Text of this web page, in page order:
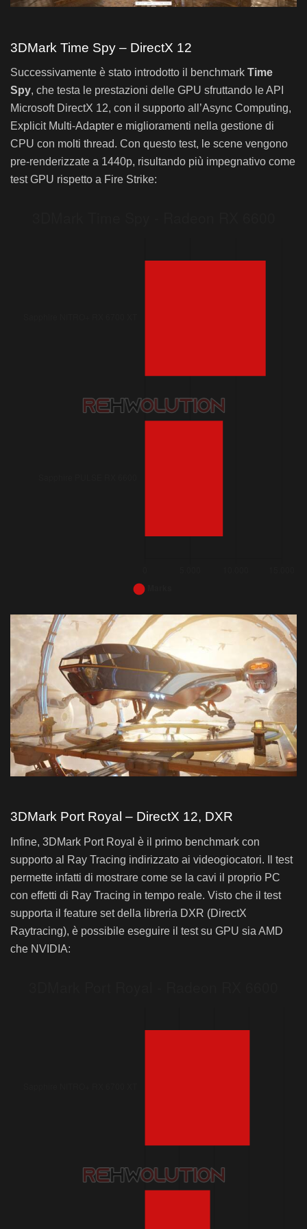
3DMark Time Spy – DirectX 12
Successivamente è stato introdotto il benchmark Time
Spy, che testa le prestazioni delle GPU sfruttando le API
Microsoft DirectX 12, con il supporto all’Async Computing,
Explicit Multi-Adapter e miglioramenti nella gestione di
CPU con molti thread. Con questo test, le scene vengono
pre-renderizzate a 1440p, risultando più impegnativo come
test GPU rispetto a Fire Strike:
3DMark Time Spy – Radeon RX 6600
Bar chart. Data table with 3 rows and 2 columns follows.
3DMark Time Spy – Radeon RX 6600
Marks
Sapphire NITRO+ RX 6700 XT 13.252
Sapphire PULSE RX 6600 8.567
3DMark Port Royal – DirectX 12, DXR
Infine, 3DMark Port Royal è il primo benchmark con
supporto al Ray Tracing indirizzato ai videogiocatori. Il test
permette infatti di mostrare come se la cavi il proprio PC
con effetti di Ray Tracing in tempo reale. Visto che il test
supporta il feature set della libreria DXR (DirectX
Raytracing), è possibile eseguire il test su GPU sia AMD
che NVIDIA: